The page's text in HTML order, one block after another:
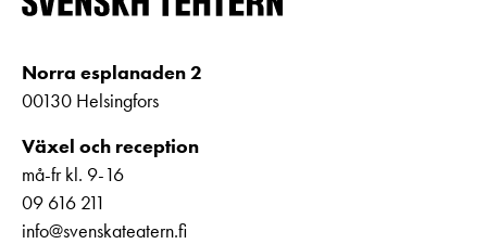
Norra esplanaden 2
00130 Helsingfors
Växel och reception
må-fr kl. 9-16
09 616 211
info@svenskateatern.fi